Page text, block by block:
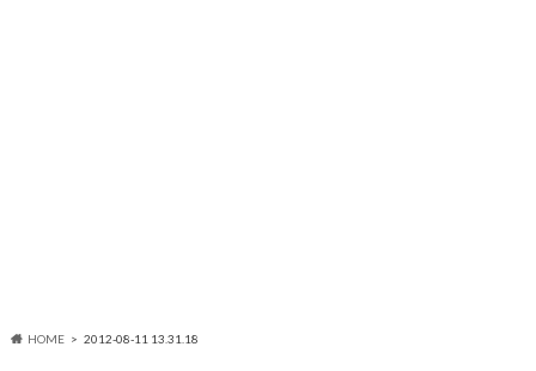
HOME 2012-08-11 13.31.18